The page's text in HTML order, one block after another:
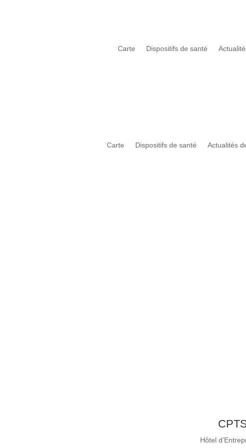
Carte Dispositifs de santé
Carte Dispositifs de santé Actualités
Hôtel